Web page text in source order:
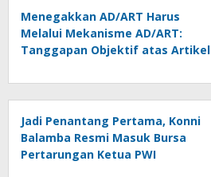
Menegakkan AD/ART Harus
Melalui Mekanisme AD/ART:
Tanggapan Objektif atas Artikel
Konspirasi Melanggar Aturan”
Jadi Penantang Pertama, Konni
Balamba Resmi Masuk Bursa
Pertarungan Ketua PWI